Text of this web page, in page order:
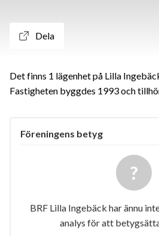
Dela
Det finns 1 lägenhet på Lilla
Fastigheten byggdes 1993 och
Föreningens betyg
BRF Lilla Ingebäck har ännu
analys för att